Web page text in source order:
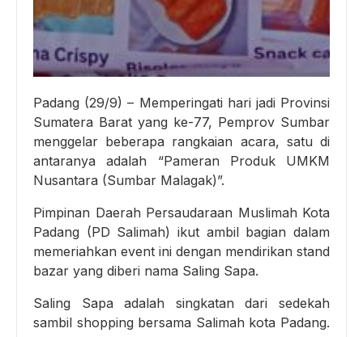
Padang (29/9) – Memperingati hari jadi Provinsi
Sumatera Barat yang ke-77, Pemprov Sumbar
menggelar beberapa rangkaian acara, satu di
antaranya adalah “Pameran Produk UMKM
Nusantara (Sumbar Malagak)”.
Pimpinan Daerah Persaudaraan Muslimah Kota
Padang (PD Salimah) ikut ambil bagian dalam
memeriahkan event ini dengan mendirikan stand
bazar yang diberi nama Saling Sapa.
Saling Sapa adalah singkatan dari sedekah
sambil shopping bersama Salimah kota Padang.